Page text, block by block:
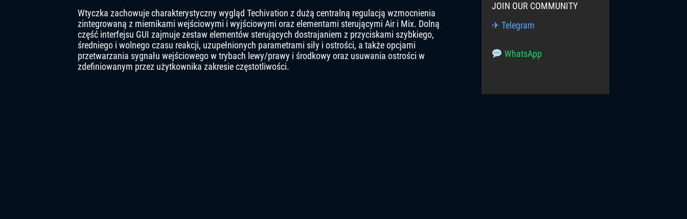
Wtyczka zachowuje charakterystyczny wygląd Techivation z dużą centralną regulacją wzmocnienia
zintegrowaną z miernikami wejściowymi i wyjściowymi oraz elementami sterującymi Air i Mix. Dolną
część interfejsu GUI zajmuje zestaw elementów sterujących dostrajaniem z przyciskami szybkiego,
średniego i wolnego czasu reakcji, uzupełnionych parametrami siły i ostrości, a także opcjami
przetwarzania sygnału wejściowego w trybach lewy/prawy i środkowy oraz usuwania ostrości w
zdefiniowanym przez użytkownika zakresie częstotliwości.
JOIN OUR COMMUNITY
✈ Telegram
WhatsApp